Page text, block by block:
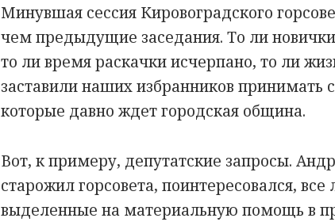
Минувшая сессия Кировоградского
чем предыдущие заседания. То ли
то ли время раскачки исчерпано, то ли
заставили наших избранников принимать
которые давно ждет городская община.
Вот, к примеру, депутатские запросы.
старожил горсовета, поинтересовался, все
выделенные на материальную помощь в